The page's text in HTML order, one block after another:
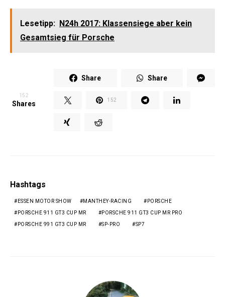
Lesetipp: N24h 2017: Klassensiege aber kein
Gesamtsieg für Porsche
152
Shares
Share Share
152
Hashtags
ESSEN MOTOR SHOW MANTHEY-RACING PORSCHE
PORSCHE 911 GT3 CUP MR PORSCHE 911 GT3 CUP MR PRO
PORSCHE 991 GT3 CUP MR SP-PRO SP7